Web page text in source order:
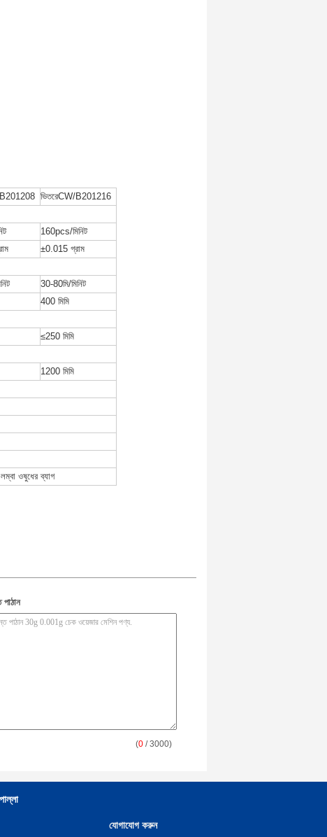
ভিতরেCW/B201216
160pcs/মিনিট
±0.015 গ্রাম
30-80মি/মিনিট
400 মিমি
≤250 মিমি
1200 মিমি
ওষুধের ব্যাগ
(0 / 3000)
যোগাযোগ করুন